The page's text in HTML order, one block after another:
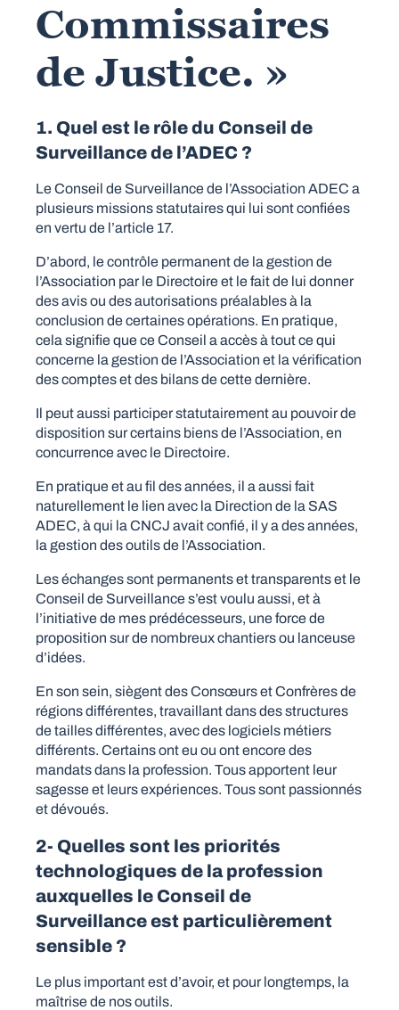
Commissaires
de Justice. »
1. Quel est le rôle du Conseil de
Surveillance de l’ADEC ?
Le Conseil de Surveillance de l’Association ADEC a
plusieurs missions statutaires qui lui sont confiées
en vertu de l’article 17.
D’abord, le contrôle permanent de la gestion de
l’Association par le Directoire et le fait de lui donner
des avis ou des autorisations préalables à la
conclusion de certaines opérations. En pratique,
cela signifie que ce Conseil a accès à tout ce qui
concerne la gestion de l’Association et la vérification
des comptes et des bilans de cette dernière.
Il peut aussi participer statutairement au pouvoir de
disposition sur certains biens de l’Association, en
concurrence avec le Directoire.
En pratique et au fil des années, il a aussi fait
naturellement le lien avec la Direction de la SAS
ADEC, à qui la CNCJ avait confié, il y a des années,
la gestion des outils de l’Association.
Les échanges sont permanents et transparents et le
Conseil de Surveillance s’est voulu aussi, et à
l’initiative de mes prédécesseurs, une force de
proposition sur de nombreux chantiers ou lanceuse
d’idées.
En son sein, siègent des Consœurs et Confrères de
régions différentes, travaillant dans des structures
de tailles différentes, avec des logiciels métiers
différents. Certains ont eu ou ont encore des
mandats dans la profession. Tous apportent leur
sagesse et leurs expériences. Tous sont passionnés
et dévoués.
2- Quelles sont les priorités
technologiques de la profession
auxquelles le Conseil de
Surveillance est particulièrement
sensible ?
Le plus important est d’avoir, et pour longtemps, la
maîtrise de nos outils.